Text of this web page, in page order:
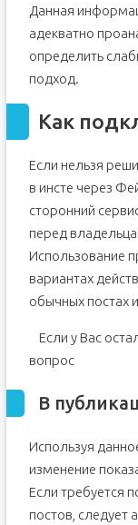
Данная
адекватно
определить
подход.
Как
Если нельзя
в инсте через
сторонний
перед
Использование
вариантах
обычных постах
Если у Вас
вопрос
В
Используя
изменение
Если требуется
постов, следует